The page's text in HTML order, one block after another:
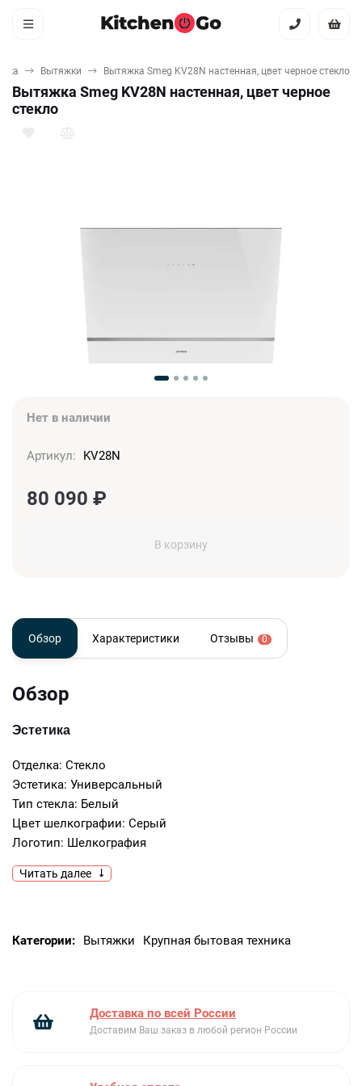
Вытяжки Вытяжка Smeg KV28N настенная, цвет черное стекло
Вытяжка Smeg KV28N настенная, цвет черное
стекло
Нет в наличии
Артикул: KV28N
80 090 ₽
В корзину
Обзор Характеристики Отзывы 0
Обзор
Эстетика
Отделка: Стекло
Эстетика: Универсальный
Тип стекла: Белый
Цвет шелкографии: Серый
Логотип: Шелкография
Интенсивный режим: Да
Управление
Читать далее
Категории: Вытяжки Крупная бытовая техника
Доставка по всей России
Доставим Ваш заказ в любой регион России